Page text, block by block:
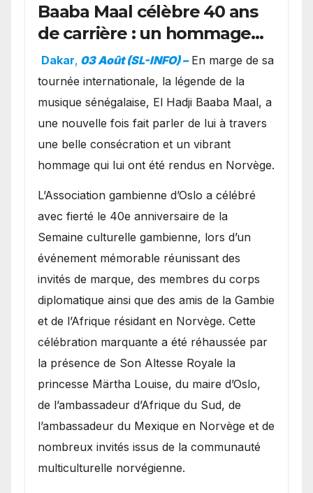
Baaba Maal célèbre 40 ans
de carrière : un hommage
exceptionnel à Oslo en
présence de la famille
royale.
Dakar, 03 Août (SL-INFO) – ​En marge de sa
tournée internationale, la légende de la
musique sénégalaise, El Hadji Baaba Maal, a
une nouvelle fois fait parler de lui à travers
une belle consécration et un vibrant
hommage qui lui ont été rendus en Norvège.
​L’Association gambienne d’Oslo a célébré
avec fierté le 40e anniversaire de la
Semaine culturelle gambienne, lors d’un
événement mémorable réunissant des
invités de marque, des membres du corps
diplomatique ainsi que des amis de la Gambie
et de l’Afrique résidant en Norvège. Cette
célébration marquante a été réhaussée par
la présence de Son Altesse Royale la
princesse Märtha Louise, du maire d’Oslo,
de l’ambassadeur d’Afrique du Sud, de
l’ambassadeur du Mexique en Norvège et de
nombreux invités issus de la communauté
multiculturelle norvégienne.